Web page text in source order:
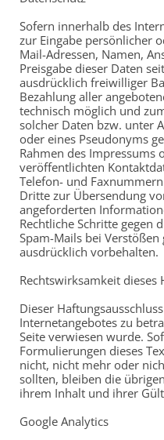
Sofern innerhalb des
zur Eingabe persönlicher
Mail-Adressen, Namen,
Preisgabe dieser Daten
ausdrücklich freiwilliger
Bezahlung aller
technisch möglich und
solcher Daten bzw. unter
oder eines Pseudonyms
Rahmen des Impressums
veröffentlichten
Telefon- und
Dritte zur Übersendung
angeforderten
Rechtliche Schritte gegen
Spam-Mails bei
ausdrücklich vorbehalten.
Rechtswirksamkeit dieses
Dieser
Internetangebotes zu
Seite verwiesen wurde.
Formulierungen dieses
nicht, nicht mehr oder
sollten, bleiben die
ihrem Inhalt und ihrer
Google Analytics